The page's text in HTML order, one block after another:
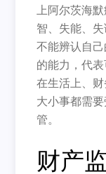
上阿尔茨海
智、失能、
不能辨认自
的能力，代
在生活上、
大小事都需
管。
财产